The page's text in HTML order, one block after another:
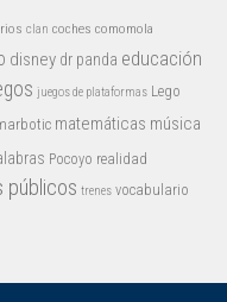
clan coches comomola
disney dr panda educación
juegos de plataformas Lego
matemáticas música
Pocoyo realidad
públicos trenes vocabulario